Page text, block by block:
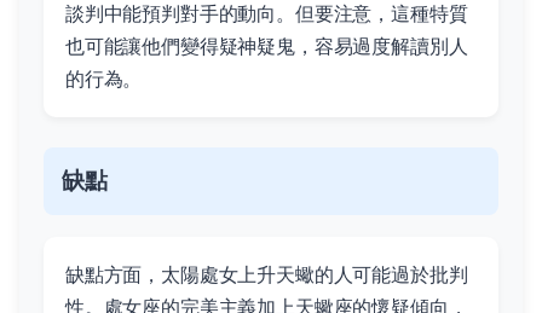
談判中能預判對手的動向。但要注意，這種特質
也可能讓他們變得疑神疑鬼，容易過度解讀別人
的行為。
缺點
缺點方面，太陽處女上升天蠍的人可能過於批判
性。處女座的完美主義加上天蠍座的懷疑傾向，